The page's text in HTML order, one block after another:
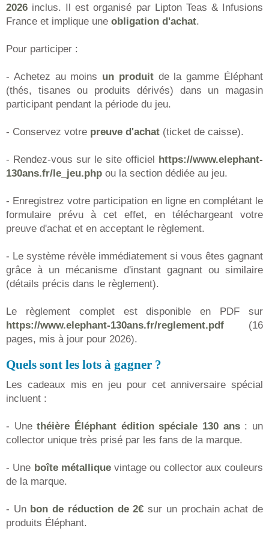
2026 inclus. Il est organisé par Lipton Teas & Infusions
France et implique une obligation d'achat.
Pour participer :
- Achetez au moins un produitde la gamme Éléphant
(thés, tisanes ou produits dérivés) dans un magasin
participant pendant la période du jeu.
- Conservez votre preuve d'achat (ticket de caisse).
- Rendez-vous sur le site officiel https://www.elephant-
130ans.fr/le_jeu.php ou la section dédiée au jeu.
- Enregistrez votre participation en ligne en complétant le
formulaire prévu à cet effet, en téléchargeant votre
preuve d'achat et en acceptant le règlement.
- Le système révèle immédiatement si vous êtes gagnant
grâce à un mécanisme d'instant gagnant ou similaire
(détails précis dans le règlement).
Le règlement complet est disponible en PDF sur
https://www.elephant-130ans.fr/reglement.pdf (16
pages, mis à jour pour 2026).
Quels sont les lots à gagner ?
Les cadeaux mis en jeu pour cet anniversaire spécial
incluent :
- Unethéière Éléphant édition spéciale 130 ans: un
collector unique très prisé par les fans de la marque.
- Une boîte métalliquevintage ou collector aux couleurs
de la marque.
- Un bon de réduction de 2€ sur un prochain achat de
produits Éléphant.